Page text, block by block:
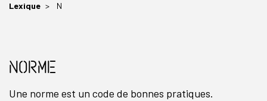
Lexique N
Norme
Une norme est un code de bonnes pratiques.